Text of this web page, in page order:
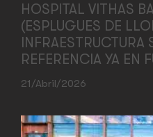
HOSPITAL VITHAS
(ESPLUGUES DE
INFRAESTRUCTURA
REFERENCIA YA EN
21/abril/2026